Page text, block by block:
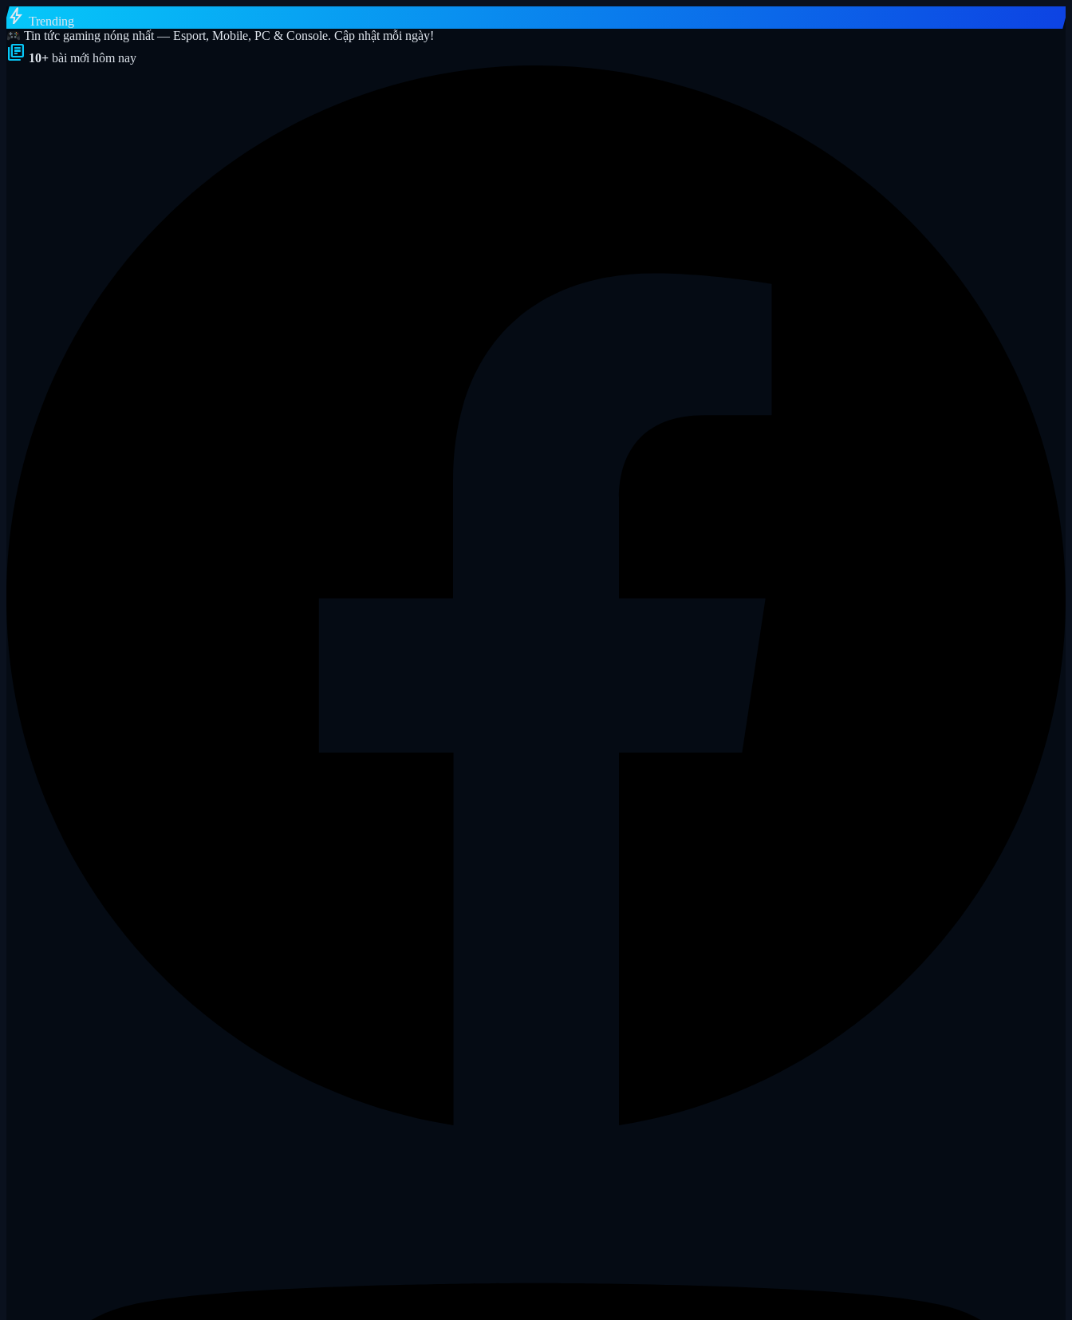
bolt Trending
Tin tức gaming nóng nhất — Esport, Mobile, PC & Console. Cập nhật mỗi ngày!
library_books 10+ bài mới hôm nay